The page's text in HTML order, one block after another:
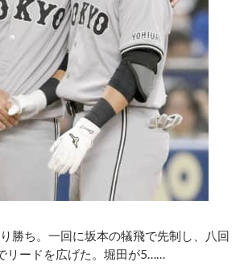
勝ち。一回に坂本の犠飛で先制し、八回
リードを広げた。堀田が5……